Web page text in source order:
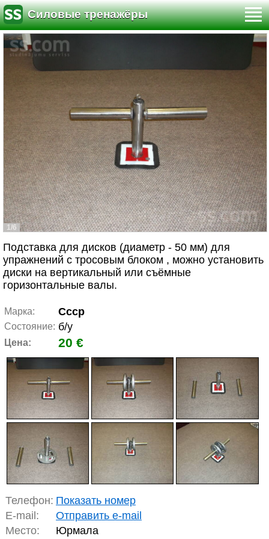
Силовые тренажёры
1/6
Подставка для дисков (диаметр - 50 мм) для
упражнений с тросовым блоком , можно установить
диски на вертикальный или съёмные
горизонтальные валы.
Марка: Ссср
Состояние: б/у
Цена: 20 €
Телефон: Показать номер
E-mail:
Отправить e-mail
Место:
Юрмала